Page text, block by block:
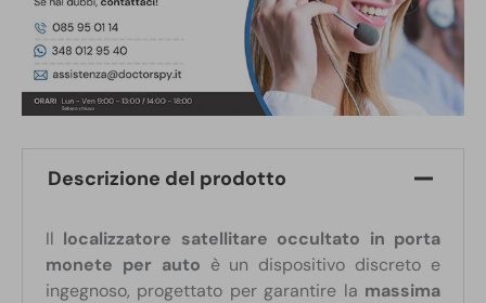
Descrizione del prodotto
Il localizzatore satellitare occultato in porta
monete per auto è un dispositivo discreto e
ingegnoso, progettato per garantire la massima